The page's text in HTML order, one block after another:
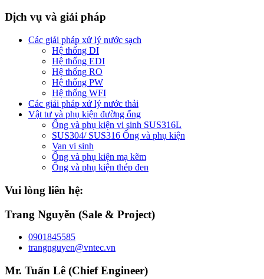
Dịch vụ và giải pháp
Các giải pháp xử lý nước sạch
Hệ thống DI
Hệ thống EDI
Hệ thống RO
Hệ thống PW
Hệ thống WFI
Các giải pháp xử lý nước thải
Vật tư và phụ kiện đường ống
Ống và phụ kiện vi sinh SUS316L
SUS304/ SUS316 Ống và phụ kiện
Van vi sinh
Ống và phụ kiện mạ kẽm
Ống và phụ kiện thép đen
Vui lòng liên hệ:
Trang Nguyễn (Sale & Project)
0901845585
trangnguyen@vntec.vn
Mr. Tuấn Lê (Chief Engineer)